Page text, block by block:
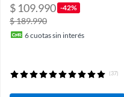
$ 109.990 -42%
$ 189.990
6cuotas sin interés
(37)